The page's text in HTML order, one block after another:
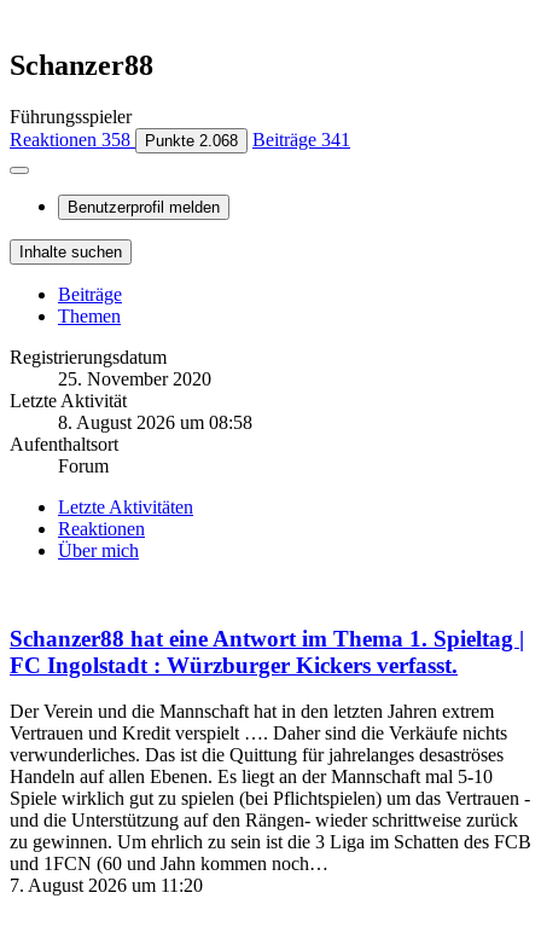
Schanzer88
Führungsspieler
Reaktionen 358 Punkte 2.068 Beiträge 341
Benutzerprofil melden
Inhalte suchen
Beiträge
Themen
Registrierungsdatum
25. November 2020
Letzte Aktivität
8. August 2026 um 08:58
Aufenthaltsort
Forum
Letzte Aktivitäten
Reaktionen
Über mich
Schanzer88 hat eine Antwort im Thema 1. Spieltag |
FC Ingolstadt : Würzburger Kickers verfasst.
Der Verein und die Mannschaft hat in den letzten Jahren extrem
Vertrauen und Kredit verspielt …. Daher sind die Verkäufe nichts
verwunderliches. Das ist die Quittung für jahrelanges desaströses
Handeln auf allen Ebenen. Es liegt an der Mannschaft mal 5-10
Spiele wirklich gut zu spielen (bei Pflichtspielen) um das Vertrauen -
und die Unterstützung auf den Rängen- wieder schrittweise zurück
zu gewinnen. Um ehrlich zu sein ist die 3 Liga im Schatten des FCB
und 1FCN (60 und Jahn kommen noch…
7. August 2026 um 11:20